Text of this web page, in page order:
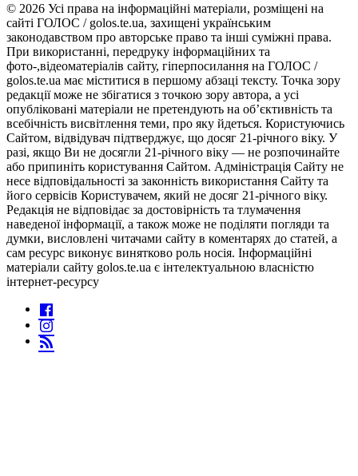
© 2026 Усі права на інформаційні матеріали, розміщені на
сайті ГОЛОС / golos.te.ua, захищені українським
законодавством про авторське право та інші суміжні права.
При використанні, передруку інформаційних та
фото-,відеоматеріалів сайту, гіперпосилання на ГОЛОС /
golos.te.ua має міститися в першому абзаці тексту. Точка зору
редакції може не збігатися з точкою зору автора, а усі
опубліковані матеріали не претендують на об’єктивність та
всебічність висвітлення теми, про яку йдеться. Користуючись
Сайтом, відвідувач підтверджує, що досяг 21-річного віку. У
разі, якщо Ви не досягли 21-річного віку — не розпочинайте
або припиніть користування Сайтом. Адміністрація Сайту не
несе відповідальності за законність використання Сайту та
його сервісів Користувачем, який не досяг 21-річного віку.
Редакція не відповідає за достовірність та тлумачення
наведеної інформації, а також може не поділяти погляди та
думки, висловлені читачами сайту в коментарях до статей, а
сам ресурс виконує винятково роль носія. Інформаційні
матеріали сайту golos.te.ua є інтелектуальною власністю
інтернет-ресурсу